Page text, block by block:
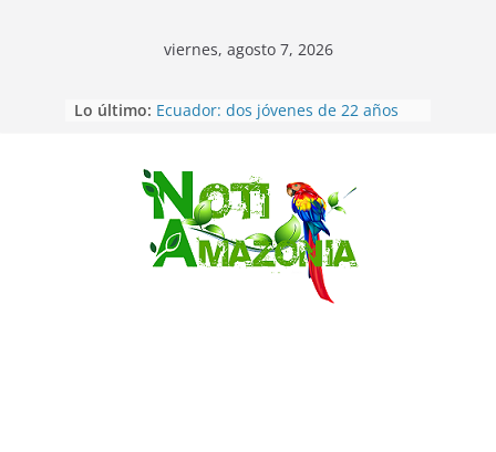
Saltar
viernes, agosto 7, 2026
Lo último: Ecuador: dos jóvenes de 22 años
Sentencian a 34 años de prisión a
implicados en caso de Alison,
oriunda de Tena
Vozinha, el arquero sensación de
cabo Verde, ya llegó para
incorporarse a Colo Colo de Chile
Pastaza: la parroquia Diez de